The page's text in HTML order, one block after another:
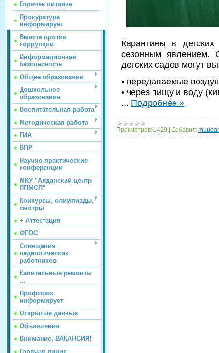
Горячее питание
Прокуратура
информирует
Вместе против
коррупции
Информационная
безопасность
Общее образование
Дошкольное
образование
Воспитательная работа
Методическая работа
ГИА
ВПР
Научно-практические
конференции
МКУ "Алданский центр
ППМСП"
Конкурсы, олимпиады,
смотры
+ Аттестация
ФГОС
Совещания
педагогических
работников
Капитальные ремонты
...
Профсоюз
информирует
Открытые данные
Объявления
Внимание, ВАКАНСИЯ!
Горячая линия
Карантины в
сезонным явлением.
детских садов могут
• передаваемые
• через пищу и воду
... Подробнее »
Просмотров: 1429 Добавил: muuoar